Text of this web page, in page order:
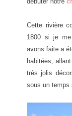
Cette rivière
1800 si je
avons faite a
habitées,
très jolis
sous un temps